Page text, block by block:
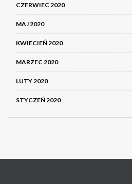
CZERWIEC 2020
MAJ 2020
KWIECIEŃ 2020
MARZEC 2020
LUTY 2020
STYCZEŃ 2020